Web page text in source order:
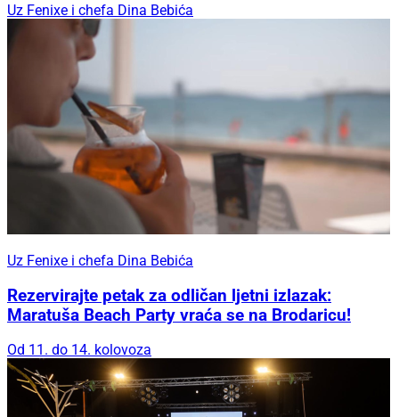
Uz Fenixe i chefa Dina Bebića
Uz Fenixe i chefa Dina Bebića
Rezervirajte petak za odličan ljetni izlazak:
Maratuša Beach Party vraća se na Brodaricu!
Od 11. do 14. kolovoza